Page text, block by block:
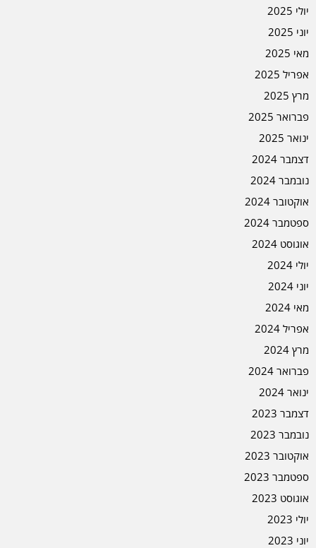
יולי 2025
יוני 2025
מאי 2025
אפריל 2025
מרץ 2025
פברואר 2025
ינואר 2025
דצמבר 2024
נובמבר 2024
אוקטובר 2024
ספטמבר 2024
אוגוסט 2024
יולי 2024
יוני 2024
מאי 2024
אפריל 2024
מרץ 2024
פברואר 2024
ינואר 2024
דצמבר 2023
נובמבר 2023
אוקטובר 2023
ספטמבר 2023
אוגוסט 2023
יולי 2023
יוני 2023